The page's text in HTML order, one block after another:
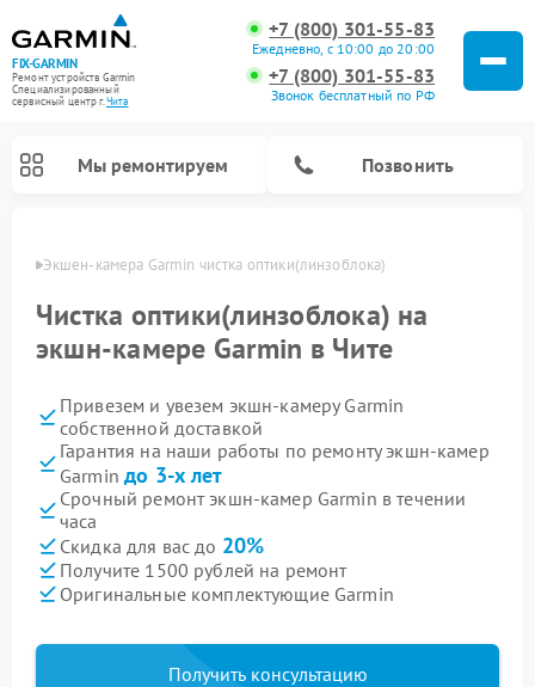
FIX-GARMIN
Ремонт устройств Garmin
Специализированный
cервисный центр г.Чита
+7 (800) 301-55-83
Ежедневно, с 10:00 до 20:00
+7 (800) 301-55-83
Звонок бесплатный по РФ
Мы ремонтируем Позвонить
Экшен-камера Garmin чистка оптики(линзоблока)
Чистка оптики(линзоблока) на
экшн-камере Garmin в Чите
Привезем и увезем экшн-камеру Garmin
собственной доставкой
Гарантия на наши работы по ремонту экшн-камер
Garminдо 3-х лет
Срочный ремонт экшн-камер Garmin в течении
часа
Скидка для вас до 20%
Получите 1500 рублей на ремонт
Оригинальные комплектующие Garmin
Получить консультацию